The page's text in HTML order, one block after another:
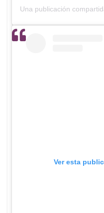
Una publicación
Ver esta